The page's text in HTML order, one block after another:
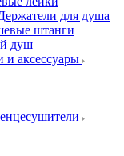
для душа
штанги
душ
аксессуары